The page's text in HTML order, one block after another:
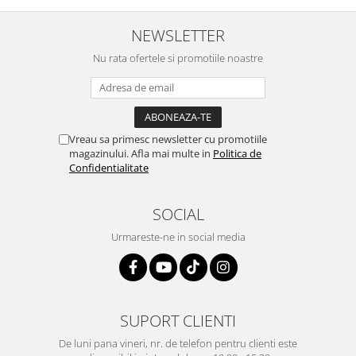
melasma, care se traduce printr-o productie exagerată de
vitamina C impiedica productia de melanina);
• Este recunoscut faptul ca vitamina C stimuleaza productia de
al carei nivel scade in timp; prin utilizarea serului cu Vitamina C,
pielea devine mai ferma si are un aspect intinerit;
• Prin efectul sau puternic antioxidant, protejeaza pielea de
efectele nedorite ale radicalilor liberi care se formeaza prin
expunerea la radiatiile UV, poluanti si toxine din mediul
inconjurator;
• Stimuleaza producerea de celule noi si sanatoase la nivelul pielii,
Pentru a intelege mai bine cum functioneaza acest tip de
Vitamina C lipozomala si de ce este net superioara fata de
celelalte tipuri de Vitamina C, te invitam sa citesti acest articol -
Diferenta dintre Vitamina C clasica si cea lipozomala
Potrivit pentru toate tipurile de ten, tanar sau matur, inclusiv
pentru tenul sensibil.
NEWSLETTER
Nu rata ofertele si promotiile noastre
Vreau sa primesc newsletter cu promotiile
magazinului. Afla mai multe in Politica de
Confidentialitate
SOCIAL
Urmareste-ne in social media
SUPORT CLIENTI
De luni pana vineri, nr. de telefon pentru clienti este